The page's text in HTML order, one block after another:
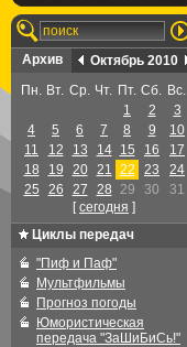
Архив
Октябрь 2010
Пн. Вт. Ср. Чт. Пт. Сб. Вс.
1
2
3
4
5 6 7 8 9
10
11
12 13 14 15 16
17
18
19 20 21 22 23
24
25
26 27 28 29 30
31
[cегодня ]
Циклы передач
"Пиф и Паф"
Мультфильмы
Прогноз погоды
Юмористическая
передача "ЗаШиБиСь!"